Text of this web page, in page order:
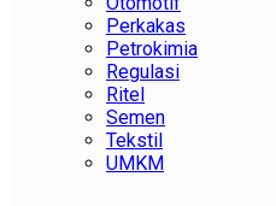
Perkakas
Petrokimia
Regulasi
Ritel
Semen
Tekstil
UMKM